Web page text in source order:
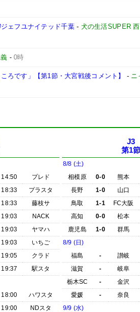
ェフユナイテッド千葉- 犬の生活SUPER
-0時
ろです」【第1節・大宮戦後コメント】 - ニ
14:50
プレド
18:33
プラスタ
18:33
藤枝サ
19:03
NACK
19:03
ヤマハ
19:03
いちご
19:05
クラド
19:37
駅スタ
18:00
ハワスタ
19:00 NDスタ
J3
第1節
8/8 (土)
相模原
0-0 熊本
長野
1-0 山口
鳥取
1-1 FC大阪
高知
0-0 松本
鹿児島
1-0 群馬
8/9 (日)
福島
- 讃岐
滋賀
- 岐阜
栃木SC
- 金沢
愛媛
- 奈良
9/9 (水)